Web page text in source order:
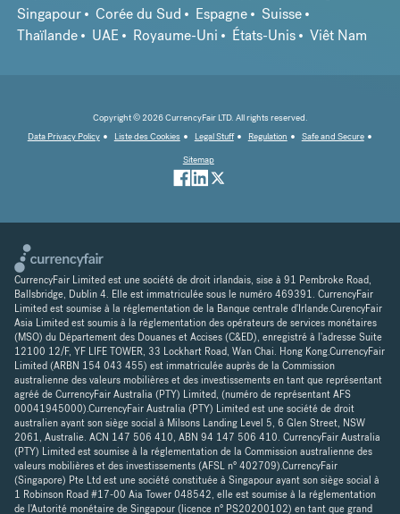
Singapour
Corée du Sud Espagne
Suisse
Thaïlande
UAE Royaume-Uni États-Unis Viêt Nam
Copyright © 2026 CurrencyFair LTD. All rights reserved.
Data Privacy Policy
Liste des Cookies Legal Stuff Regulation
Safe and Secure
Sitemap
CurrencyFair Limited est une société de droit irlandais, sise à 91 Pembroke Road,
Ballsbridge, Dublin 4. Elle est immatriculée sous le numéro 469391. CurrencyFair
Limited est soumise à la réglementation de la Banque centrale d'Irlande.CurencyFair
Asia Limited est soumis à la réglementation des opérateurs de services monétaires
(MSO) du Département des Douanes et Accises (C&ED), enregistré à l'adresse Suite
12100 12/F, YF LIFE TOWER, 33 Lockhart Road, Wan Chai. Hong Kong.CurrencyFair
Limited (ARBN 154 043 455) est immatriculée auprès de la Commission
australienne des valeurs mobilières et des investissements en tant que représentant
agréé de CurrencyFair Australia (PTY) Limited, (numéro de représentant AFS
00041945000).CurrencyFair Australia (PTY) Limited est une société de droit
australien ayant son siège social à Milsons Landing Level 5, 6 Glen Street, NSW
2061, Australie. ACN 147 506 410, ABN 94 147 506 410. CurrencyFair Australia
(PTY) Limited est soumise à la réglementation de la Commission australienne des
valeurs mobilières et des investissements (AFSL n° 402709).CurrencyFair
(Singapore) Pte Ltd est une société constituée à Singapour ayant son siège social à
1 Robinson Road #17-00 Aia Tower 048542, elle est soumise à la réglementation
de l'Autorité monétaire de Singapour (licence n° PS20200102) en tant que grand